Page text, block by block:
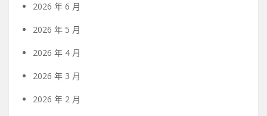
2026 年 6 月
2026 年 5 月
2026 年 4 月
2026 年 3 月
2026 年 2 月